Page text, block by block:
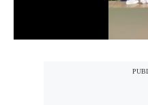
Términos